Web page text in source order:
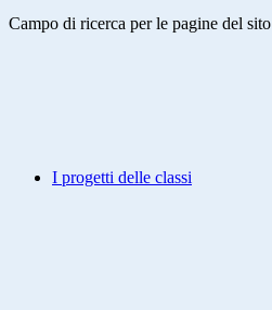
Campo di ricerca per le pagine del sito
I progetti delle classi